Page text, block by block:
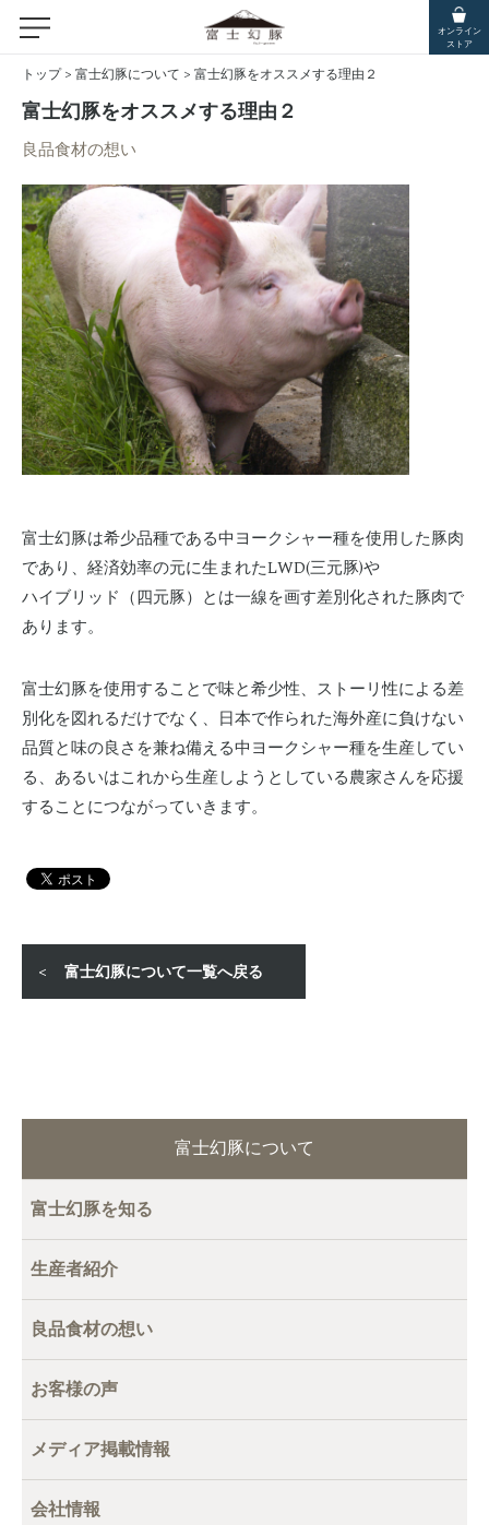
オンライン
ストア
トップ> 富士幻豚について > 富士幻豚をオススメする理由２
富士幻豚をオススメする理由２
良品食材の想い
富士幻豚は希少品種である中ヨークシャー種を使用した豚肉
であり、経済効率の元に生まれたLWD(三元豚)や
ハイブリッド（四元豚）とは一線を画す差別化された豚肉で
あります。
富士幻豚を使用することで味と希少性、ストーリ性による差
別化を図れるだけでなく、日本で作られた海外産に負けない
品質と味の良さを兼ね備える中ヨークシャー種を生産してい
る、あるいはこれから生産しようとしている農家さんを応援
することにつながっていきます。
富士幻豚について一覧へ戻る
富士幻豚について
富士幻豚を知る
生産者紹介
良品食材の想い
お客様の声
メディア掲載情報
会社情報